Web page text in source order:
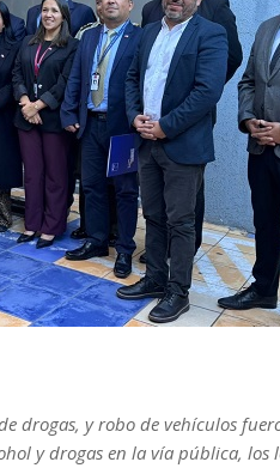
drogas, y robo de vehículos
y drogas en la vía pública, los